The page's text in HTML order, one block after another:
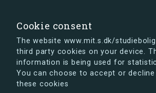
Cookie consent
The website www.mit.s.dk/
third party cookies on your device.
information is being used for
You can choose to accept or
these cookies
s.dk is getting a new look soon. If
can already take a peek at what the